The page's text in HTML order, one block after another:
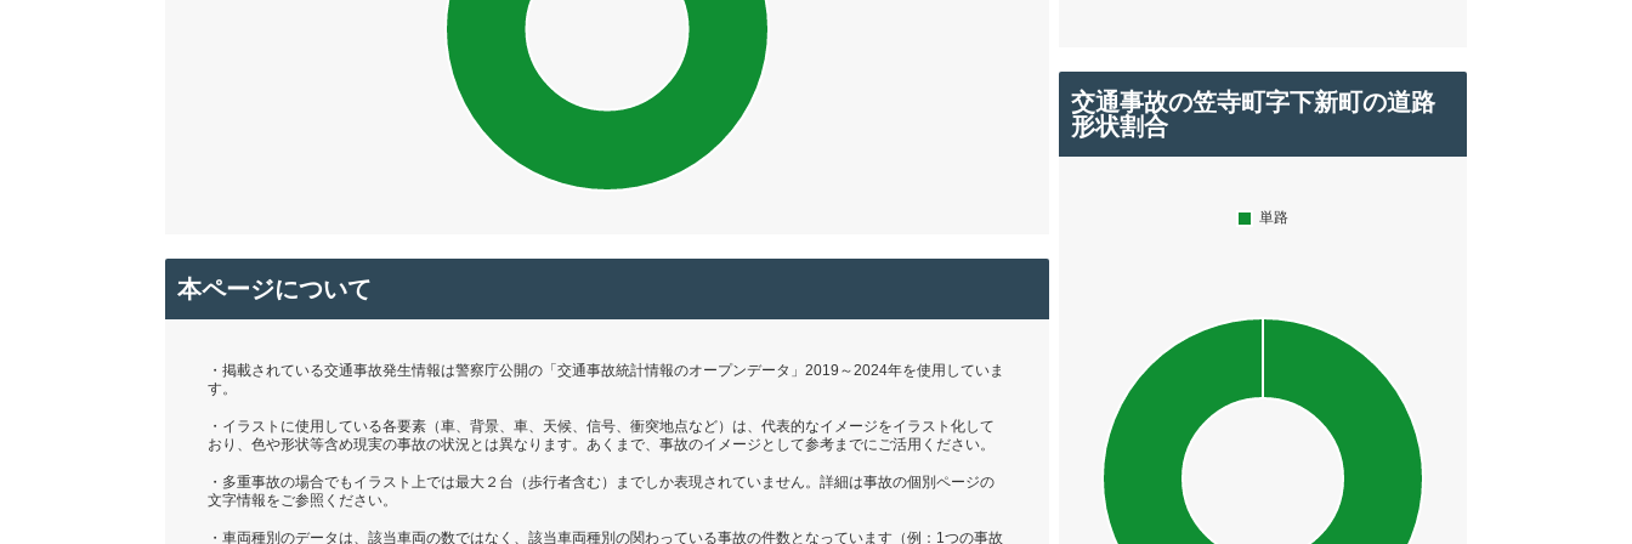
本ページについて
・掲載されている交通事故発生情報は警察庁公開の「交通事故統計情報のオープンデータ」2019～2024年を使用していま
す。
・イラストに使用している各要素（車、背景、車、天候、信号、衝突地点など）は、代表的なイメージをイラスト化して
おり、色や形状等含め現実の事故の状況とは異なります。あくまで、事故のイメージとして参考までにご活用ください。
・多重事故の場合でもイラスト上では最大２台（歩行者含む）までしか表現されていません。詳細は事故の個別ページの
文字情報をご参照ください。
・車両種別のデータは、該当車両の数ではなく、該当車両種別の関わっている事故の件数となっています（例：1つの事故
交通事故の笠寺町字下新町の道路
形状割合